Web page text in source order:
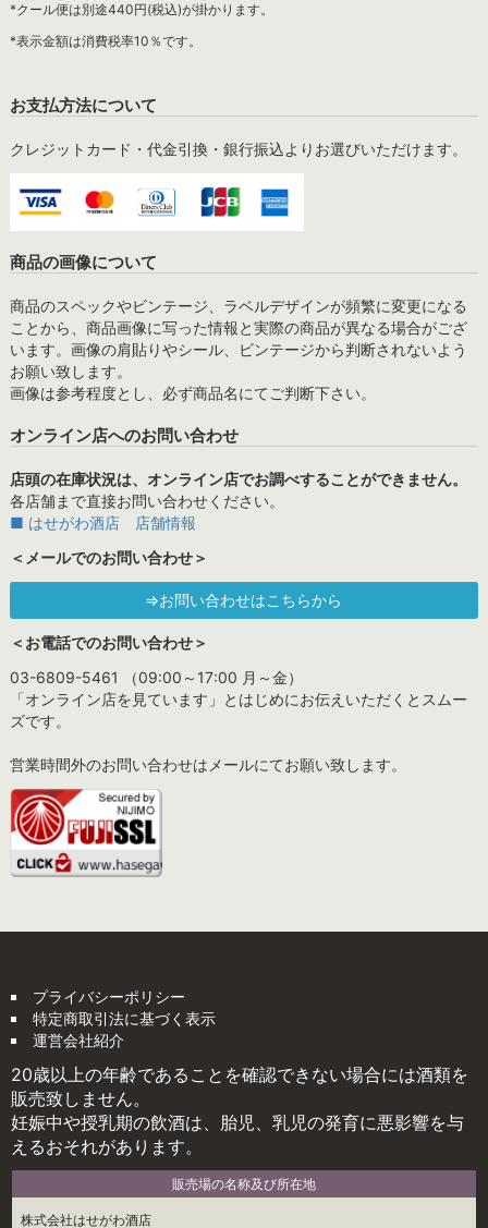
*クール便は別途440円(税込)が掛かります。
*表示金額は消費税率10％です。
お支払方法について
クレジットカード・代金引換・銀行振込よりお選びいただけます。
商品の画像について
商品のスペックやビンテージ、ラベルデザインが頻繁に変更になる
ことから、商品画像に写った情報と実際の商品が異なる場合がござ
います。画像の肩貼りやシール、ビンテージから判断されないよう
お願い致します。
画像は参考程度とし、必ず商品名にてご判断下さい。
オンライン店へのお問い合わせ
店頭の在庫状況は、オンライン店でお調べすることができません。
各店舗まで直接お問い合わせください。
■ はせがわ酒店 店舗情報
＜メールでのお問い合わせ＞
⇒お問い合わせはこちらから
＜お電話でのお問い合わせ＞
03-6809-5461 （09:00～17:00 月～金）
「オンライン店を見ています」とはじめにお伝えいただくとスムー
ズです。
営業時間外のお問い合わせはメールにてお願い致します。
プライバシーポリシー
特定商取引法に基づく表示
運営会社紹介
20歳以上の年齢であることを確認できない場合には酒類を
販売致しません。
妊娠中や授乳期の飲酒は、胎児、乳児の発育に悪影響を与
えるおそれがあります。
販売場の名称及び所在地
株式会社はせがわ酒店